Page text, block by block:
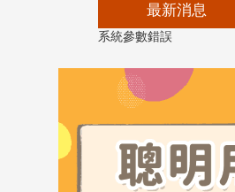
最新消息
系統參數錯誤